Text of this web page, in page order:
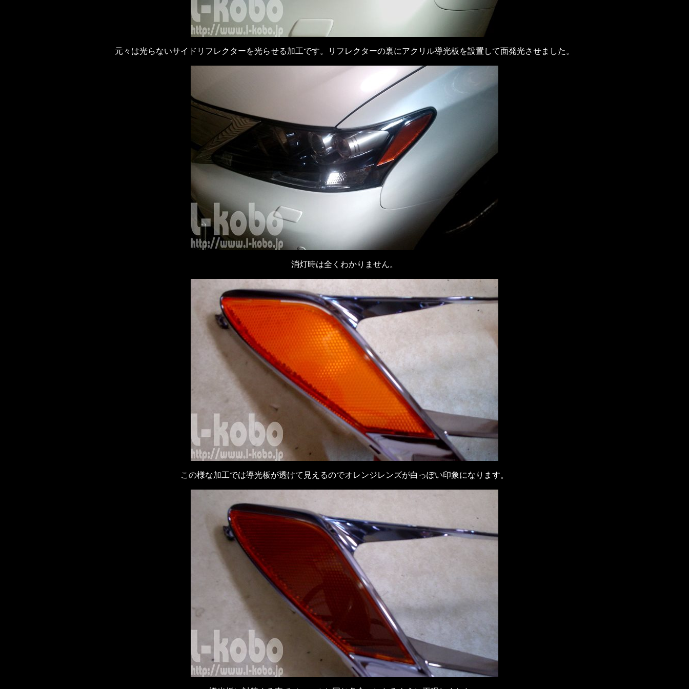
元々は光らないサイドリフレクターを光らせる加工です。リフレクターの裏にアクリル導光板を設置して面発光させました。
消灯時は全くわかりません。
この様な加工では導光板が透けて見えるのでオレンジレンズが白っぽい印象になります。